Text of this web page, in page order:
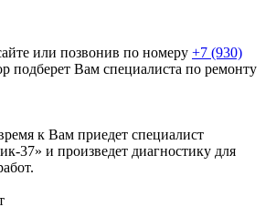
или позвонив по номеру +7 (930)
подберет Вам специалиста по ремонту
к Вам приедет специалист
37» и произведет диагностику для